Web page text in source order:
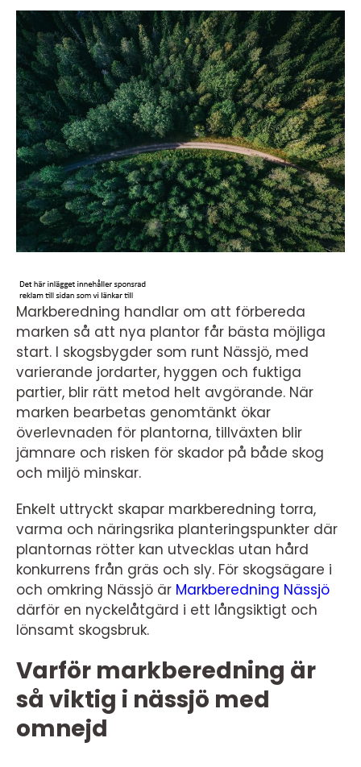
Markberedning handlar om att förbereda
marken så att nya plantor får bästa möjliga
start. I skogsbygder som runt Nässjö, med
varierande jordarter, hyggen och fuktiga
partier, blir rätt metod helt avgörande. När
marken bearbetas genomtänkt ökar
överlevnaden för plantorna, tillväxten blir
jämnare och risken för skador på både skog
och miljö minskar.
Enkelt uttryckt skapar markberedning torra,
varma och näringsrika planteringspunkter där
plantornas rötter kan utvecklas utan hård
konkurrens från gräs och sly. För skogsägare i
och omkring Nässjö är Markberedning Nässjö
därför en nyckelåtgärd i ett långsiktigt och
lönsamt skogsbruk.
Varför markberedning är
så viktig i nässjö med
omnejd